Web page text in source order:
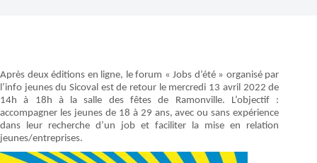
Après deux éditions en ligne, le forum « Jobs d’été » organisé par
l’info jeunes du Sicoval est de retour le mercredi 13 avril 2022 de
14h à 18h à la salle des fêtes de Ramonville. L’objectif :
accompagner les jeunes de 18 à 29 ans, avec ou sans expérience
dans leur recherche d’un job et faciliter la mise en relation
jeunes/entreprises.